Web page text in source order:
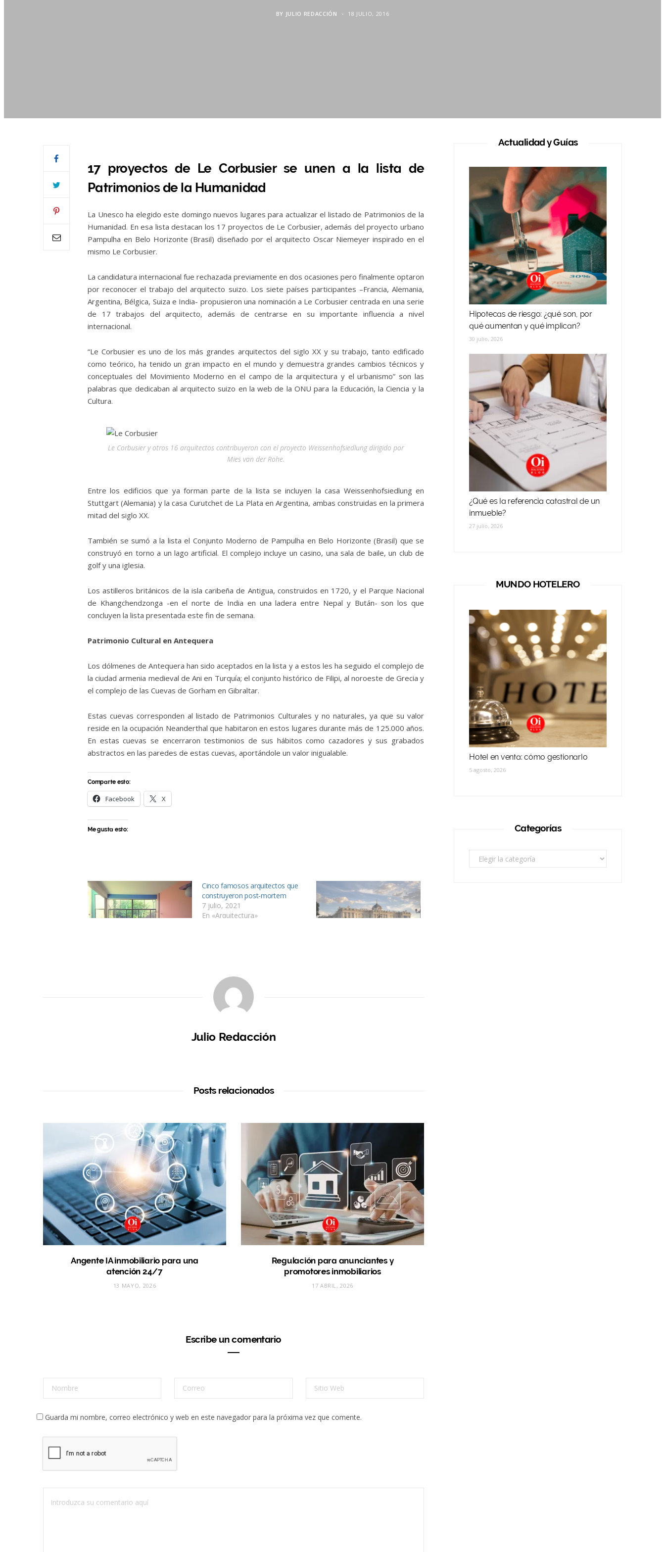
BY JULIO REDACCIÓN 18 JULIO, 2016
17 proyectos de Le Corbusier se unen a la lista de
Patrimonios de la Humanidad
La Unesco ha elegido este domingo nuevos lugares para actualizar el listado de Patrimonios de la
Humanidad. En esa lista destacan los 17 proyectos de Le Corbusier, además del proyecto urbano
Pampulha en Belo Horizonte (Brasil) diseñado por el arquitecto Oscar Niemeyer inspirado en el
mismo Le Corbusier.
La candidatura internacional fue rechazada previamente en dos ocasiones pero finalmente optaron
por reconocer el trabajo del arquitecto suizo. Los siete países participantes –Francia, Alemania,
Argentina, Bélgica, Suiza e India- propusieron una nominación a Le Corbusier centrada en una serie
de 17 trabajos del arquitecto, además de centrarse en su importante influencia a nivel
internacional.
“Le Corbusier es uno de los más grandes arquitectos del siglo XX y su trabajo, tanto edificado
como teórico, ha tenido un gran impacto en el mundo y demuestra grandes cambios técnicos y
conceptuales del Movimiento Moderno en el campo de la arquitectura y el urbanismo” son las
palabras que dedicaban al arquitecto suizo en la web de la ONU para la Educación, la Ciencia y la
Cultura.
Le Corbusier y otros 16 arquitectos contribuyeron con el proyecto Weissenhofsiedlung dirigido por
Mies van der Rohe.
Entre los edificios que ya forman parte de la lista se incluyen la casa Weissenhofsiedlung en
Stuttgart (Alemania) y la casa Curutchet de La Plata en Argentina, ambas construidas en la primera
mitad del siglo XX.
También se sumó a la lista el Conjunto Moderno de Pampulha en Belo Horizonte (Brasil) que se
construyó en torno a un lago artificial. El complejo incluye un casino, una sala de baile, un club de
golf y una iglesia.
Los astilleros británicos de la isla caribeña de Antigua, construidos en 1720, y el Parque Nacional
de Khangchendzonga -en el norte de India en una ladera entre Nepal y Bután- son los que
concluyen la lista presentada este fin de semana.
Patrimonio Cultural en Antequera
Los dólmenes de Antequera han sido aceptados en la lista y a estos les ha seguido el complejo de
la ciudad armenia medieval de Ani en Turquía; el conjunto histórico de Filipi, al noroeste de Grecia y
el complejo de las Cuevas de Gorham en Gibraltar.
Estas cuevas corresponden al listado de Patrimonios Culturales y no naturales, ya que su valor
reside en la ocupación Neanderthal que habitaron en estos lugares durante más de 125.000 años.
En estas cuevas se encerraron testimonios de sus hábitos como cazadores y sus grabados
abstractos en las paredes de estas cuevas, aportándole un valor inigualable.
Comparte esto:
Facebook X
Me gusta esto:
Cinco famosos arquitectos que
construyeron post-mortem
7 julio, 2021
En «Arquitectura»
Julio Redacción
Posts relacionados
Angente IA inmobiliario para una
atención 24/7
13 MAYO, 2026
Regulación para anunciantes y
promotores inmobiliarios
17 ABRIL, 2026
Escribe un comentario
Guarda mi nombre, correo electrónico y web en este navegador para la próxima vez que comente.
Actualidad y Guías
Hipotecas de riesgo: ¿qué son, por
qué aumentan y qué implican?
30 julio, 2026
¿Qué es la referencia catastral de un
inmueble?
27 julio, 2026
MUNDO HOTELERO
Hotel en venta: cómo gestionarlo
5 agosto, 2026
Categorías
Categorías